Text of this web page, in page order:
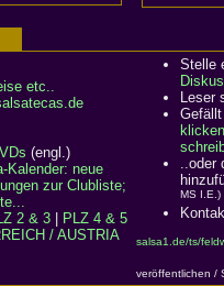
etc..
(engl.)
Kalender: neue
zur Clubliste;
2 & 3
PLZ 4 & 5
/ AUSTRIA
Stelle
Leser
klicken
..oder
MS I.E.)
salsa1.de/ts/
veröffentlichen /